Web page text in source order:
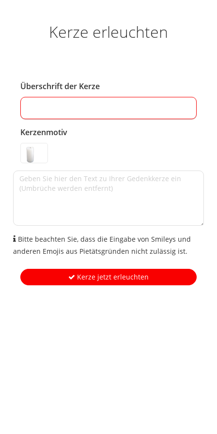
Kerze erleuchten
Überschrift der Kerze
Kerzenmotiv
Bitte beachten Sie, dass die Eingabe von Smileys und
anderen Emojis aus Pietätsgründen nicht zulässig ist.
Kerze jetzt erleuchten